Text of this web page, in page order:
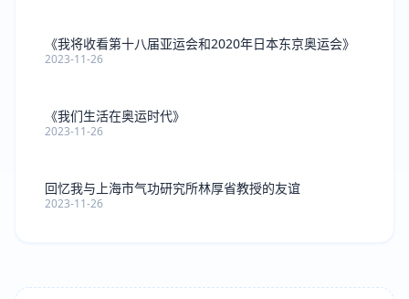
《我将收看第十八届亚运会和2020年日本东京奥运会》
2023-11-26
《我们生活在奥运时代》
2023-11-26
回忆我与上海市气功研究所林厚省教授的友谊
2023-11-26